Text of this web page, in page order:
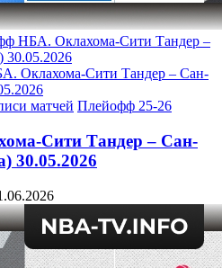
НБА. Оклахома-Сити Тандер –
30.05.2026
Оклахома-Сити Тандер – Сан-
матчей Плейофф 25-26
Сити Тандер – Сан-
30.05.2026